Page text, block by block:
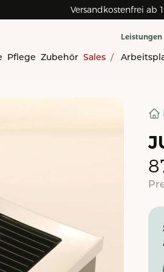
Versandkostenfrei ab
Pflege Zubehör Sales /
Leistungen